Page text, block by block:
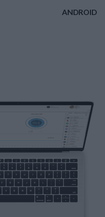
ANDROID